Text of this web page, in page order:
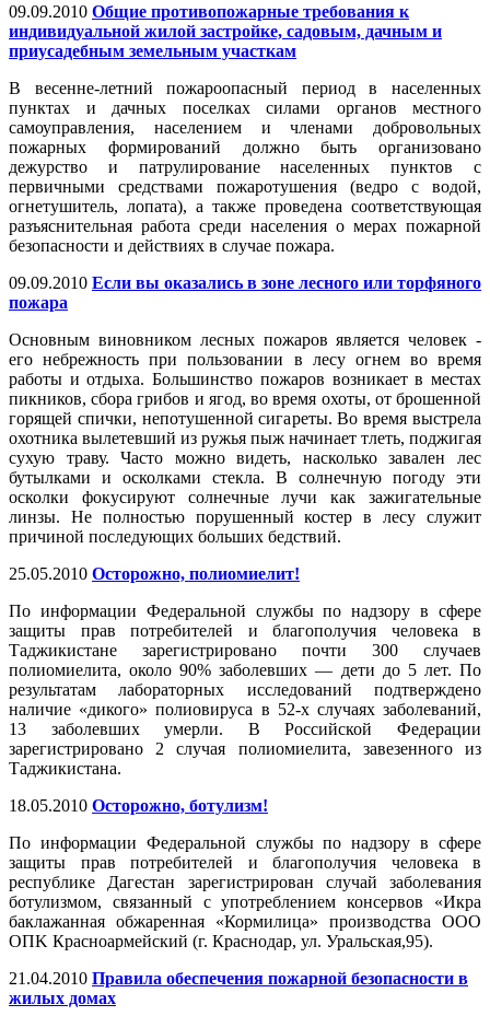
09.09.2010 Общие противопожарные требования к
индивидуальной жилой застройке, садовым, дачным и
приусадебным земельным участкам
В весенне-летний пожароопасный период в населенных
пунктах и дачных поселках силами органов местного
самоуправления, населением и членами добровольных
пожарных формирований должно быть организовано
дежурство и патрулирование населенных пунктов с
первичными средствами пожаротушения (ведро с водой,
огнетушитель, лопата), а также проведена соответствующая
разъяснительная работа среди населения о мерах пожарной
безопасности и действиях в случае пожара.
09.09.2010 Если вы оказались в зоне лесного или торфяного
пожара
Основным виновником лесных пожаров является человек -
его небрежность при пользовании в лесу огнем во время
работы и отдыха. Большинство пожаров возникает в местах
пикников, сбора грибов и ягод, во время охоты, от брошенной
горящей спички, непотушенной сигареты. Во время выстрела
охотника вылетевший из ружья пыж начинает тлеть, поджигая
сухую траву. Часто можно видеть, насколько завален лес
бутылками и осколками стекла. В солнечную погоду эти
осколки фокусируют солнечные лучи как зажигательные
линзы. Не полностью порушенный костер в лесу служит
причиной последующих больших бедствий.
25.05.2010 Осторожно, полиомиелит!
По информации Федеральной службы по надзору в сфере
защиты прав потребителей и благополучия человека в
Таджикистане зарегистрировано почти 300 случаев
полиомиелита, около 90% заболевших — дети до 5 лет. По
результатам лабораторных исследований подтверждено
наличие «дикого» полиовируса в 52-х случаях заболеваний,
13 заболевших умерли. В Российской Федерации
зарегистрировано 2 случая полиомиелита, завезенного из
Таджикистана.
18.05.2010 Осторожно, ботулизм!
По информации Федеральной службы по надзору в сфере
защиты прав потребителей и благополучия человека в
республике Дагестан зарегистрирован случай заболевания
ботулизмом, связанный с употреблением консервов «Икра
баклажанная обжаренная «Кормилица» производства ООО
ОПK Красноармейский (г. Краснодар, ул. Уральская,95).
21.04.2010 Правила обеспечения пожарной безопасности в
жилых домах